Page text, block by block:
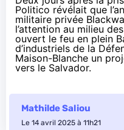
Politico révélait que
militaire privée
l’attention au milieu
ouvert le feu en plein
d’industriels de la
Maison-Blanche un
vers le Salvador.
Mathilde Saliou
Le 14 avril 2025 à 11h21